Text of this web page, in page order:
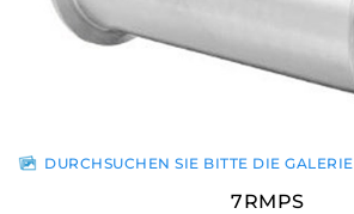
DURCHSUCHEN SIE BITTE DIE GALERIE
7RMPS